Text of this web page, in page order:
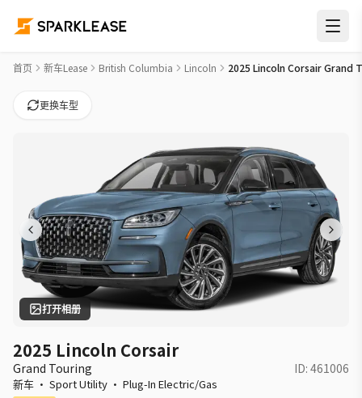
2025 Lincoln Corsair Grand Touring Car Lease Deals in 本拿比
首页 新车Lease British Columbia Lincoln 2025 Lincoln Corsair Grand
更换车型
打开相册
2025 Lincoln Corsair
Grand Touring ID: 461006
新车 · Sport Utility · Plug-In Electric/Gas